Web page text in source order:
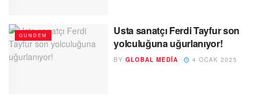
GUNDEM
Usta sanatçı Ferdi Tayfur son
yolculuğuna uğurlanıyor!
BY GLOBAL MEDIA 4 OCAK 2025